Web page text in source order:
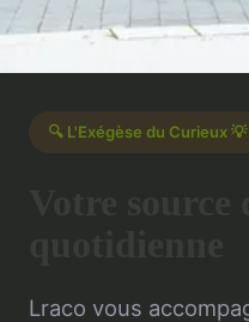
🔍 L'Exégèse du Curieux 💡
Lraco vous